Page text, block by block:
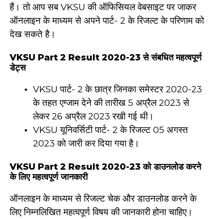
हैं। तो आप सब VKSU की ऑफिसियल वेबसाइट पर जाकर
ऑनलाइन के माध्यम से अपने पार्ट- 2 के रिजल्ट के परिणाम को
देख सकते है।
VKSU Part 2 Result 2020-23 से संबधित महत्वपूर्ण
डेट्स
VKSU पार्ट- 2 के छात्र जिनका समेस्टर 2020-23
के तहत एग्जाम देने की तारीख 5 अप्रैल 2023 से
लेकर 26 अप्रैल 2023 रखी गई थी।
VKSU यूनिवर्सिटी पार्ट- 2 के रिजल्ट 05 अगस्त
2023 को जारी कर दिया गया है।
VKSU Part 2 Result 2020-23 को डाउनलोड करने
के लिए महत्वपूर्ण जानकारी
ऑनलाइन के माध्यम से रिजल्ट चेक और डाउनलोड करने के
लिए निम्नलिखित महत्वपूर्ण विषय की जानकारी होना चाहिए।